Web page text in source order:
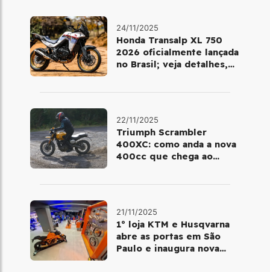
24/11/2025
Honda Transalp XL 750
2026 oficialmente lançada
no Brasil; veja detalhes,
22/11/2025
Triumph Scrambler
400XC: como anda a nova
400cc que chega ao
21/11/2025
1º loja KTM e Husqvarna
abre as portas em São
Paulo e inaugura nova